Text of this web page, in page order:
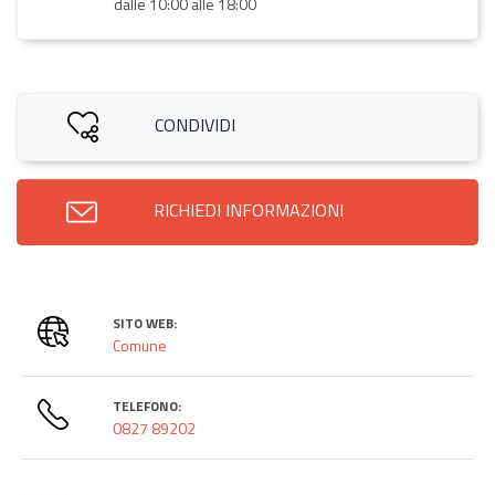
CONDIVIDI
RICHIEDI INFORMAZIONI
SITO WEB:
Comune
TELEFONO:
0827 89202